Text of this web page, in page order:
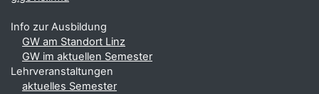
Info zur Ausbildung
GW am Standort Linz
GW im aktuellen Semester
Lehrveranstaltungen
aktuelles Semester